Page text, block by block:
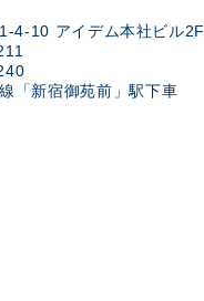
4-10 アイデム本社ビル2F
「新宿御苑前」駅下車